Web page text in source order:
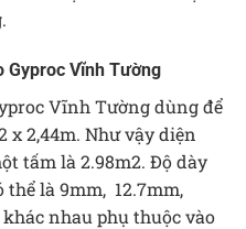
Gyproc Vĩnh Tường
Vĩnh Tường dùng để
x 2,44m. Như vậy diện
tấm là 2.98m2. Độ dày
thể là 9mm, 12.7mm,
khác nhau phụ thuộc vào